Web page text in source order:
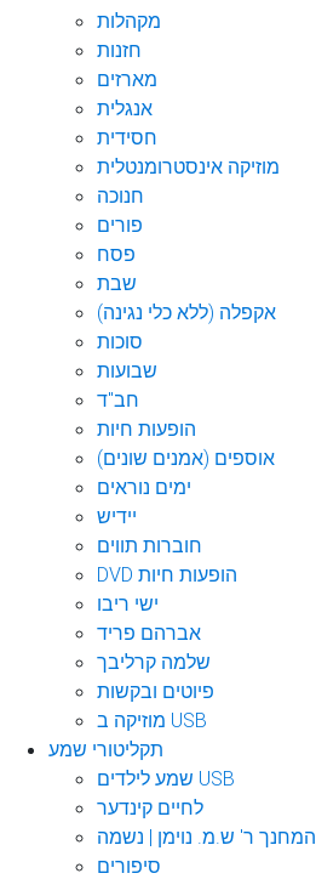
מקהלות
חזנות
מארזים
אנגלית
חסידית
מוזיקה אינסטרומנטלית
חנוכה
פורים
פסח
שבת
אקפלה (ללא כלי נגינה)
סוכות
שבועות
חב"ד
הופעות חיות
אוספים (אמנים שונים)
ימים נוראים
יידיש
חוברות תווים
DVD הופעות חיות
ישי ריבו
אברהם פריד
שלמה קרליבך
פיוטים ובקשות
מוזיקה ב USB
תקליטורי שמע
שמע לילדים USB
לחיים קינדער
המחנך ר' ש.מ. נוימן | נשמה
סיפורים